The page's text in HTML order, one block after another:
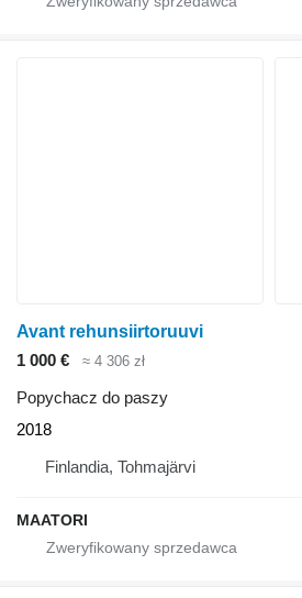
Avant rehunsiirtoruuvi
1 000 €
≈ 4 306 zł
Popychacz do paszy
2018
Finlandia, Tohmajärvi
MAATORI